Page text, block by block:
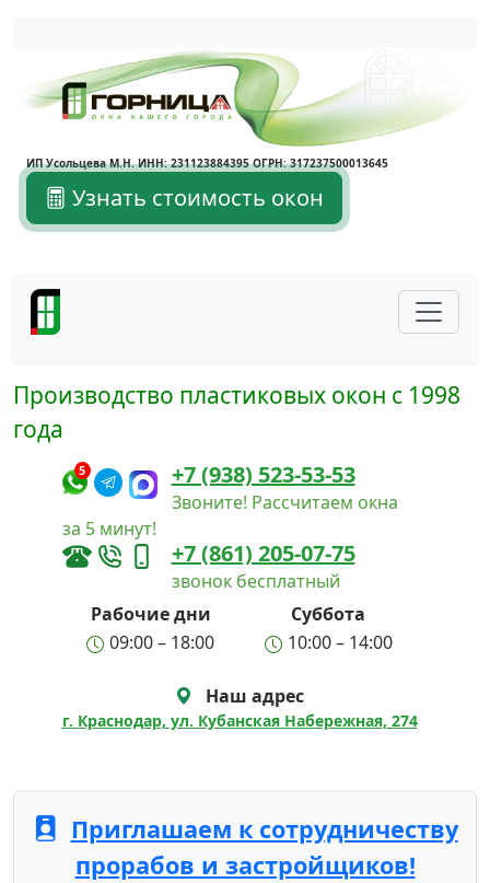
Написать в Max
Написать в Telegram
ИП Усольцева М.Н. ИНН: 231123884395 ОГРН: 317237500013645
Узнать стоимость окон
Производство пластиковых окон с 1998
года
5 +7 (938) 523-53-53
Звоните! Рассчитаем окна
за 5 минут!
+7 (861) 205-07-75
звонок бесплатный
Рабочие дни
Суббота
09:00 – 18:00
10:00 – 14:00
Наш адрес
г. Краснодар, ул. Кубанская Набережная, 274
Приглашаем к сотрудничеству
прорабов и застройщиков!